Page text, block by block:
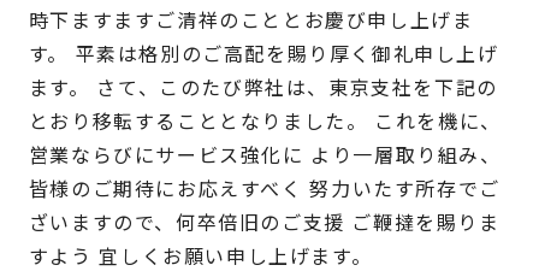
時下ますますご清祥のこととお慶び申し上げま
す。
平素は格別のご高配を賜り厚く御礼申し上げ
ます。
さて、このたび弊社は、東京支社を下記の
とおり移転することとなりました。
これを機に、
営業ならびにサービス強化に より一層取り組み、
皆様のご期待にお応えすべく 努力いたす所存でご
ざいますので、何卒倍旧のご支援 ご鞭撻を賜りま
すよう 宜しくお願い申し上げます。